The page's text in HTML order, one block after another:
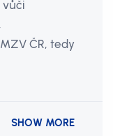
vůči
ČR, tedy
SHOW MORE